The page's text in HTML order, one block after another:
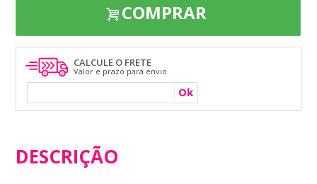
COMPRAR
CALCULE O FRETE
Valor e prazo para envio
Ok
DESCRIÇÃO